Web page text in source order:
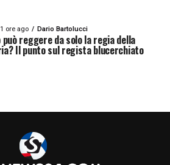
ore ago Dario Bartolucci
può reggere da solo la regia della
Il punto sul regista blucerchiato